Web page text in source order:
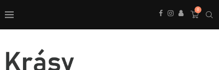
0